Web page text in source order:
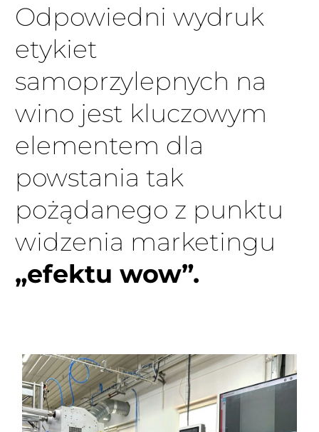
Odpowiedni wydruk
etykiet
samoprzylepnych na
wino jest kluczowym
elementem dla
powstania tak
pożądanego z punktu
widzenia marketingu
„efektu wow”.